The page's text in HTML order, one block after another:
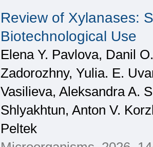
Review of Xylanases:
Biotechnological Use
Elena Y. Pavlova, Danil
Zadorozhny, Yulia. E.
Vasilieva, Aleksandra A.
Shlyakhtun, Anton V.
Peltek